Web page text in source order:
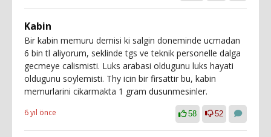
Kabin
Bir kabin memuru demisi ki salgin doneminde ucmadan
6 bin tl aliyorum, seklinde tgs ve teknik personelle dalga
gecmeye calismisti. Luks arabasi oldugunu luks hayati
oldugunu soylemisti. Thy icin bir firsattir bu, kabin
memurlarini cikarmakta 1 gram dusunmesinler.
6 yıl önce 58 52